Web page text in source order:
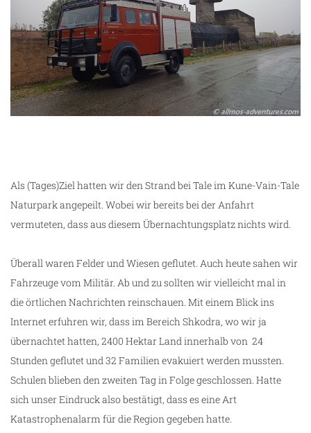
Als (Tages)Ziel hatten wir den Strand bei Tale im Kune-Vain-Tale
Naturpark angepeilt. Wobei wir bereits bei der Anfahrt
vermuteten, dass aus diesem Übernachtungsplatz nichts wird.
Überall waren Felder und Wiesen geflutet. Auch heute sahen wir
Fahrzeuge vom Militär. Ab und zu sollten wir vielleicht mal in
die örtlichen Nachrichten reinschauen. Mit einem Blick ins
Internet erfuhren wir, dass im Bereich Shkodra, wo wir ja
übernachtet hatten, 2400 Hektar Land innerhalb von 24
Stunden geflutet und 32 Familien evakuiert werden mussten.
Schulen blieben den zweiten Tag in Folge geschlossen. Hatte
sich unser Eindruck also bestätigt, dass es eine Art
Katastrophenalarm für die Region gegeben hatte.